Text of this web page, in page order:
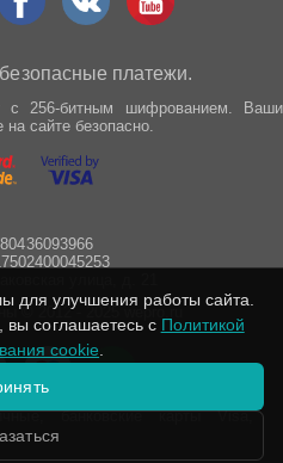
платежи.
с 256-битным шифрованием. Ваши
сайте безопасно.
© 2012 - 2025 wepro.ru
банковские карты Visa,
для улучшения работы сайта.
вы соглашаетесь с Политикой
cookie